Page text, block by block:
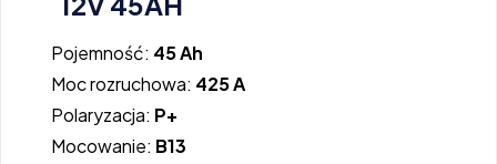
Pojemność: 45 Ah
Moc rozruchowa: 425 A
Polaryzacja: P+
Mocowanie: B13